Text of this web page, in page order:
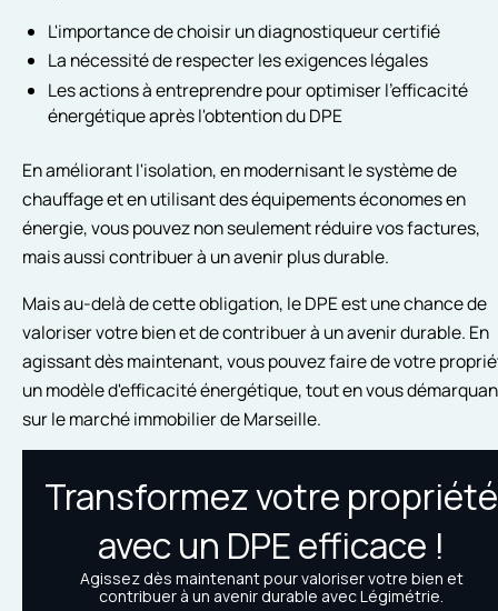
L'importance de choisir un diagnostiqueur certifié
La nécessité de respecter les exigences légales
Les actions à entreprendre pour optimiser l'efficacité
énergétique après l'obtention du DPE
En améliorant l'isolation, en modernisant le système de
chauffage et en utilisant des équipements économes en
énergie, vous pouvez non seulement réduire vos factures,
mais aussi contribuer à un avenir plus durable.
Mais au-delà de cette obligation, le DPE est une chance de
valoriser votre bien et de contribuer à un avenir durable. En
agissant dès maintenant, vous pouvez faire de votre
un modèle d'efficacité énergétique, tout en vous
sur le marché immobilier de Marseille.